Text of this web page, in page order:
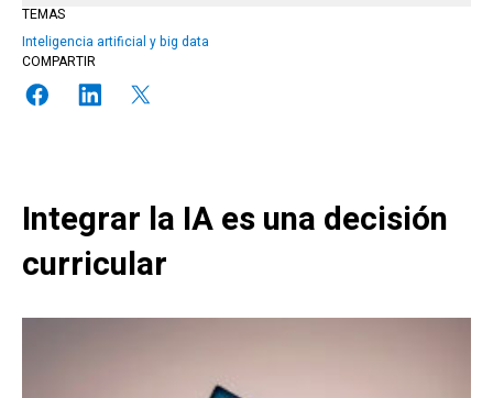
TEMAS
Inteligencia artificial y big data
COMPARTIR
Integrar la IA es una decisión
curricular